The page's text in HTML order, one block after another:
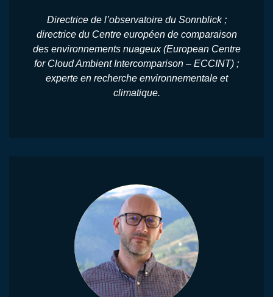
Directrice de l’observatoire du Sonnblick ;
directrice du Centre européen de comparaison
des environnements nuageux (European Centre
for Cloud Ambient Intercomparison – ECCINT) ;
experte en recherche environnementale et
climatique.